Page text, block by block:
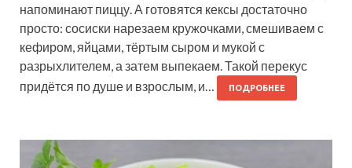
напоминают пиццу. А готовятся кексы достаточно
просто: сосиски нарезаем кружочками, смешиваем с
кефиром, яйцами, тёртым сыром и мукой с
разрыхлителем, а затем выпекаем. Такой перекус
придётся по душе и взрослым, и…
ПОДРОБНЕЕ